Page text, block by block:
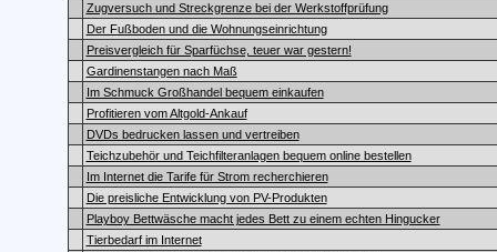
Zugversuch und Streckgrenze bei der Werkstoffprüfung
Der Fußboden und die Wohnungseinrichtung
Preisvergleich für Sparfüchse, teuer war gestern!
Gardinenstangen nach Maß
Im Schmuck Großhandel bequem einkaufen
Profitieren vom Altgold-Ankauf
DVDs bedrucken lassen und vertreiben
Teichzubehör und Teichfilteranlagen bequem online bestellen
Im Internet die Tarife für Strom recherchieren
Die preisliche Entwicklung von PV-Produkten
Playboy Bettwäsche macht jedes Bett zu einem echten Hingucker
Tierbedarf im Internet